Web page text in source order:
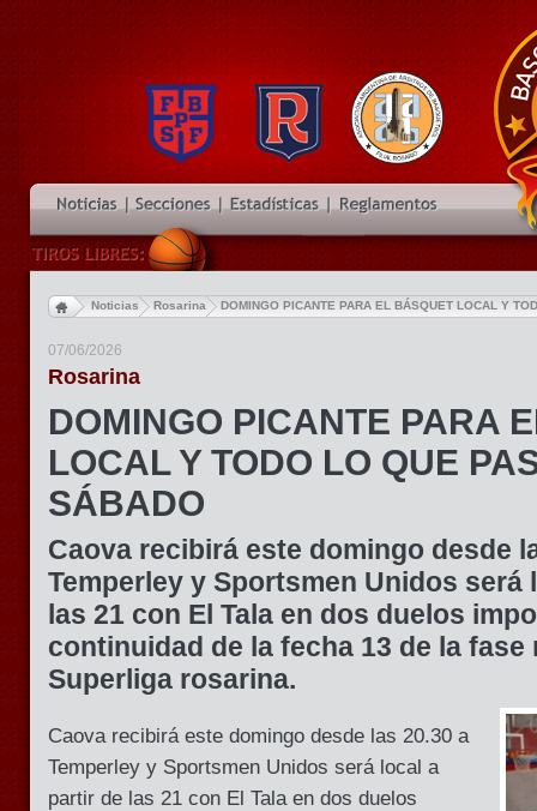
Noticias Rosarina DOMINGO PICANTE PARA EL BÁSQUET LOCAL Y
07/06/2026
Rosarina
DOMINGO PICANTE PARA
LOCAL Y TODO LO QUE
SÁBADO
Caova recibirá este domingo desde
Temperley y Sportsmen Unidos será
las 21 con El Tala en dos duelos
continuidad de la fecha 13 de la fase
Superliga rosarina.
Caova recibirá este domingo desde las 20.30 a
Temperley y Sportsmen Unidos será local a
partir de las 21 con El Tala en dos duelos